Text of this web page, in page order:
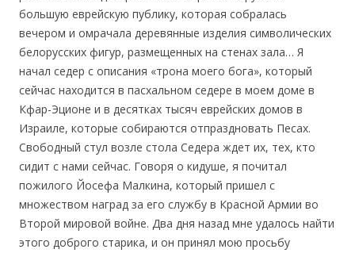
большую еврейскую публику, которая собралась
вечером и омрачала деревянные изделия символических
белорусских фигур, размещенных на стенах зала… Я
начал седер с описания «трона моего бога», который
сейчас находится в пасхальном седере в моем доме в
Кфар-Эционе и в десятках тысяч еврейских домов в
Израиле, которые собираются отпраздновать Песах.
Свободный стул возле стола Седера ждет их, тех, кто
сидит с нами сейчас. Говоря о кидуше, я почитал
пожилого Йосефа Малкина, который пришел с
множеством наград за его службу в Красной Армии во
Второй мировой войне. Два дня назад мне удалось найти
этого доброго старика, и он принял мою просьбу